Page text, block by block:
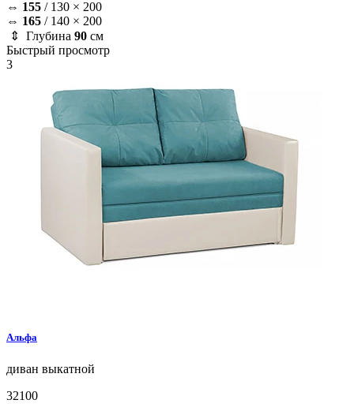
⇔ 155 / 130 × 200
⇔ 165 / 140 × 200
⇕ Глубина 90 см
Быстрый просмотр
3
Альфа
диван выкатной
32100